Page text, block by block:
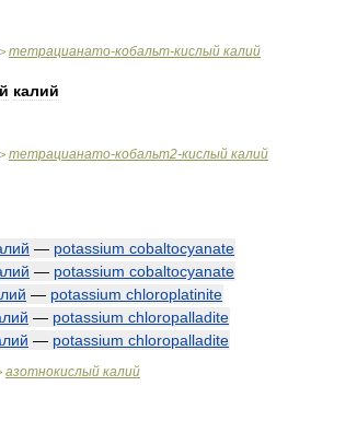
> тетрацианато-кобальт-кислый калий
калий
> тетрацианато-кобальт2-кислый калий
— potassium cobaltocyanate
— potassium cobaltocyanate
— potassium chloroplatinite
— potassium chloropalladite
— potassium chloropalladite
азотнокислый калий